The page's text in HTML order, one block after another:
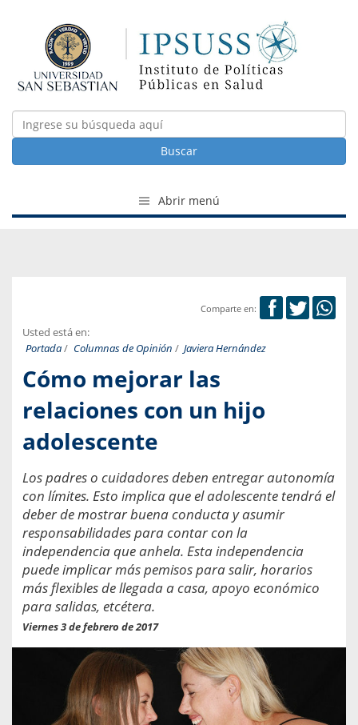
Buscar
Abrir menú
Comparte en:
Usted está en:
Portada/ Columnas de Opinión / Javiera Hernández
Cómo mejorar las
relaciones con un hijo
adolescente
Los padres o cuidadores deben entregar autonomía
con límites. Esto implica que el adolescente tendrá el
deber de mostrar buena conducta y asumir
responsabilidades para contar con la
independencia que anhela. Esta independencia
puede implicar más pemisos para salir, horarios
más flexibles de llegada a casa, apoyo económico
para salidas, etcétera.
Viernes 3 de febrero de 2017